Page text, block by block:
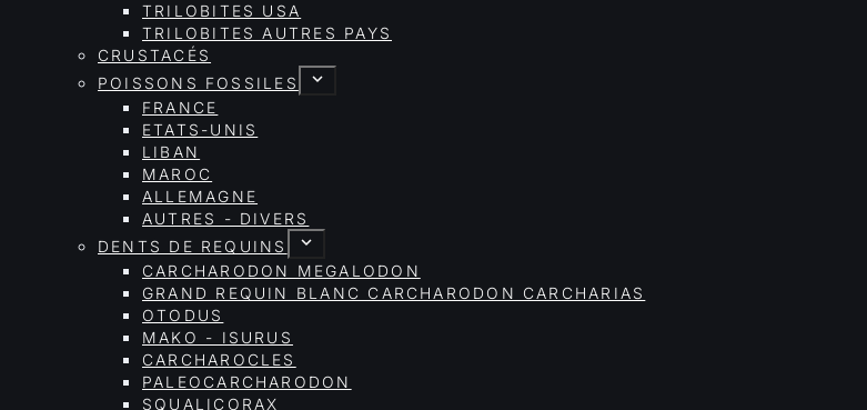
TRILOBITES USA
TRILOBITES AUTRES PAYS
CRUSTACÉS
POISSONS FOSSILES
FRANCE
ETATS-UNIS
LIBAN
MAROC
ALLEMAGNE
AUTRES - DIVERS
DENTS DE REQUINS
CARCHARODON MEGALODON
GRAND REQUIN BLANC CARCHARODON CARCHARIAS
OTODUS
MAKO - ISURUS
CARCHAROCLES
PALEOCARCHARODON
SQUALICORAX